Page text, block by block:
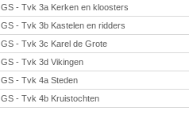
GS - Tvk 3a Kerken en kloosters
GS - Tvk 3b Kastelen en ridders
GS - Tvk 3c Karel de Grote
GS - Tvk 3d Vikingen
GS - Tvk 4a Steden
GS - Tvk 4b Kruistochten